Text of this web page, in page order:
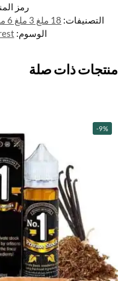
رمز
التصنيفات: 18 ملغ 3 ملغ 6 ملغ 12 ملغ
الوسوم:
منتجات ذات صلة
-9%